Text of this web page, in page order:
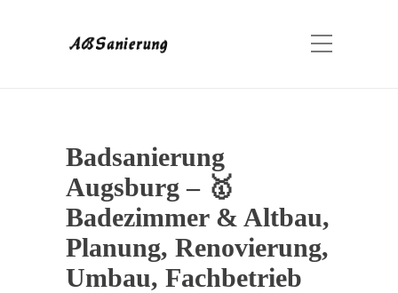
Badsanierung
Augsburg – 🥇
Badezimmer & Altbau,
Planung, Renovierung,
Umbau, Fachbetrieb